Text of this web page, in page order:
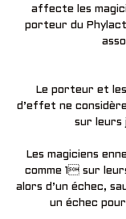
affecte les
porteur du
Le porteur et les
d’effet ne
sur leurs
Les magiciens
comme 1 sur
alors d’un échec,
un échec